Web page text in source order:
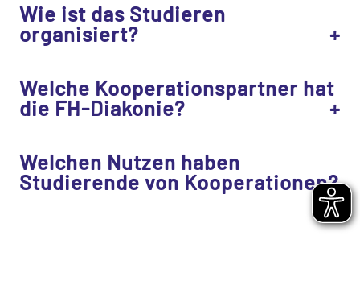
Wie ist das Studieren
organisiert?
Welche Kooperationspartner hat
die FH-Diakonie?
Welchen Nutzen haben
Studierende von Kooperationen?